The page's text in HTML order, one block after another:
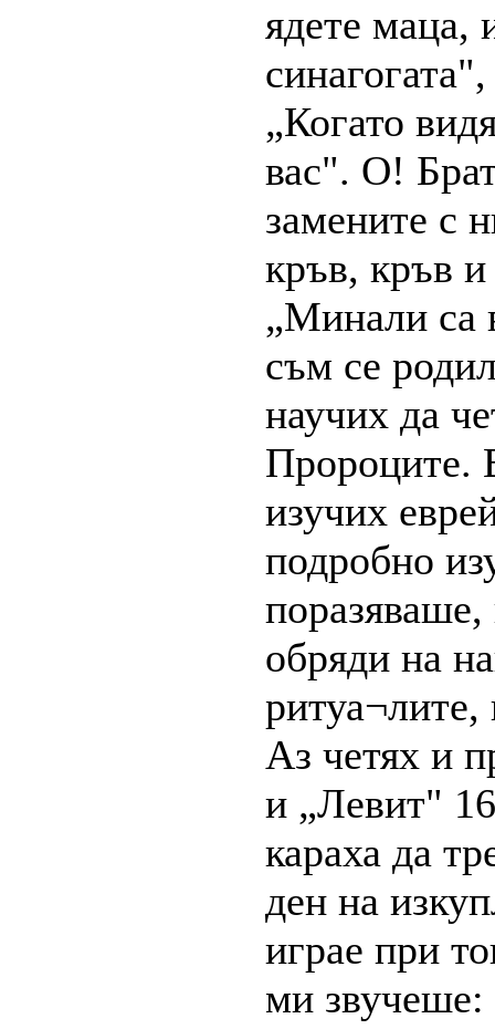
ядете маца,
„Когато
вас". О!
замените с
кръв, кръв
„Минали са
съм се
научих да
Пророците.
изучих
подробно
поразяваше,
обряди на
Аз четях и
и „Левит"
караха да
ден на
играе при
ми звучеше: